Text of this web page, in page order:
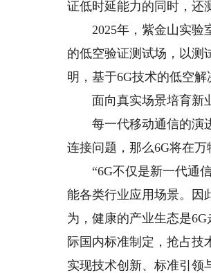
证低时延能力的同时，还
2025年，紫金山实验室
的低空验证测试场，以测
明，基于6G技术的低空解
面向真实场景培育新
每一代移动通信的演进
连接问题，那么6G将在
“6G不仅是新一代通信
能各类行业应用场景。因
为，健康的产业生态是
际国内标准制定，抢占技
实现技术创新、标准引领